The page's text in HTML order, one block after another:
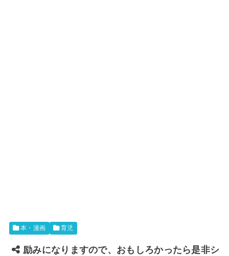
本・漫画 育児
励みになりますので、おもしろかったら是非シ